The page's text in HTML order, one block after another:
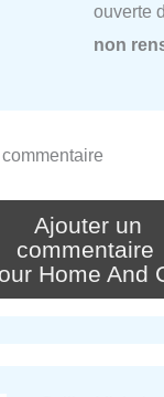
ouverte
non
Ajouter un
commentaire
Home And